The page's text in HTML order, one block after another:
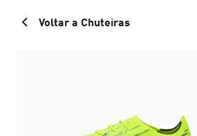
Voltar a Chuteiras